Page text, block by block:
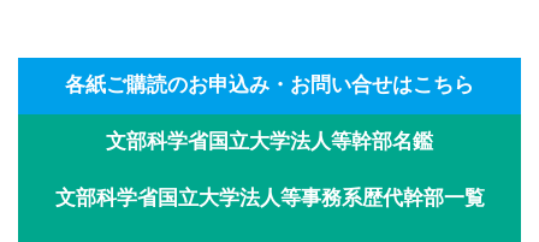
各紙ご購読のお申込み・お問い合せはこちら
文部科学省国立大学法人等幹部名鑑
文部科学省国立大学法人等事務系歴代幹部一覧